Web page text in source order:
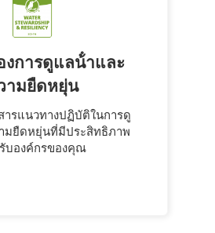
งการดูแลน้ําและ
ามยืดหยุ่น
ารแนวทางปฏิบัติในการดู
มยืดหยุ่นที่มีประสิทธิภาพ
บองค์กรของคุณ